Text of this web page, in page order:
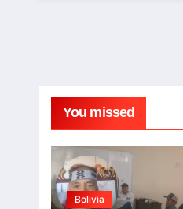
You missed
Bolivia